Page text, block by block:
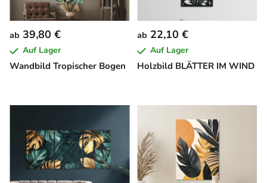
Wandbild Tropischer Bogen
ab 39,80 €
Auf Lager
Holzbild BLÄTTER IM WIND
ab 22,10 €
Auf Lager